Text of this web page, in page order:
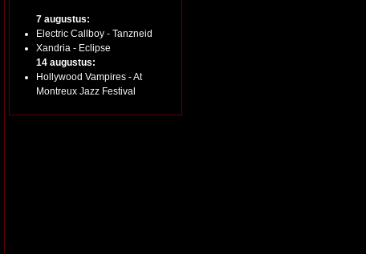
7 augustus:
Electric Callboy - Tanzneid
Xandria - Eclipse
14 augustus:
Hollywood Vampires - At
Montreux Jazz Festival